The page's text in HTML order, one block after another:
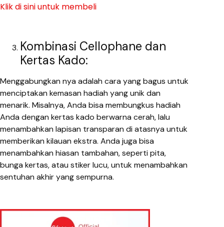
Klik di sini untuk membeli
Kombinasi Cellophane dan
Kertas Kado:
Menggabungkan nya adalah cara yang bagus untuk
menciptakan kemasan hadiah yang unik dan
menarik. Misalnya, Anda bisa membungkus hadiah
Anda dengan kertas kado berwarna cerah, lalu
menambahkan lapisan transparan di atasnya untuk
memberikan kilauan ekstra. Anda juga bisa
menambahkan hiasan tambahan, seperti pita,
bunga kertas, atau stiker lucu, untuk menambahkan
sentuhan akhir yang sempurna.